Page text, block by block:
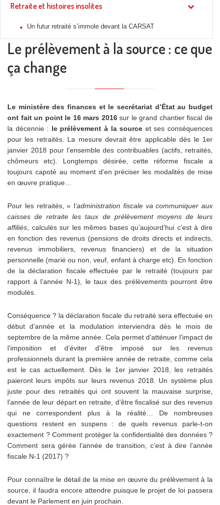
Retraite et histoires insolites
Un futur retraité s’immole devant la CARSAT
Le prélèvement à la source : ce que
ça change
Le ministère des finances et le secrétariat d’État au budget
ont fait un point le 16 mars 2016sur le grand chantier fiscal de
la décennie : le prélèvement à la source et ses conséquences
pour les retraités. La mesure devrait être applicable dès le 1er
janvier 2018 pour l’ensemble des contribuables (actifs, retraités,
chômeurs etc). Longtemps désirée, cette réforme fiscale a
toujours capoté au moment d’en préciser les modalités de mise
en œuvre pratique…
Pour les retraités, « l‘administration fiscale va communiquer aux
caisses de retraite les taux de prélèvement moyens de leurs
affiliés , calculés sur les mêmes bases qu’aujourd’hui c’est à dire
en fonction des revenus (pensions de droits directs et indirects,
revenus immobiliers, revenus financiers) et de la situation
personnelle (marié ou non, veuf, enfant à charge etc). En fonction
de la déclaration fiscale effectuée par le retraité (toujours par
rapport à l’année N-1), le taux des prélèvements pourront être
modulés.
Conséquence ? la déclaration fiscale du retraité sera effectuée en
début d’année et la modulation interviendra dès le mois de
septembre de la même année. Cela permet d’atténuer l’impact de
l’imposition et d’éviter d’être imposé sur les revenus
professionnels durant la première année de retraite, comme cela
est le cas actuellement. Dès le 1er janvier 2018, les retraités
paieront leurs impôts sur leurs revenus 2018. Un système plus
juste pour des retraités qui ont souvent la mauvaise surprise,
l’année de leur départ en retraite, d’être fiscalisé sur des revenus
qui ne correspondent plus à la réalité… De nombreuses
questions restent en suspens : de quels revenus parle-t-on
exactement ? Comment protéger la confidentialité des données ?
Comment sera gérée l’année de transition, c’est à dire l’année
fiscale N-1 (2017) ?
Pour connaître le détail de la mise en œuvre du prélèvement à la
source, il faudra encore attendre puisque le projet de loi passera
devant le Parlement en juin prochain.